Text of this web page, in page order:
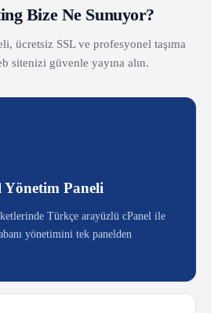
Bize Ne Sunuyor?
ücretsiz SSL ve profesyonel taşıma
sitenizi güvenle yayına alın.
Yönetim Paneli
Türkçe arayüzlü cPanel ile
yönetimini tek panelden